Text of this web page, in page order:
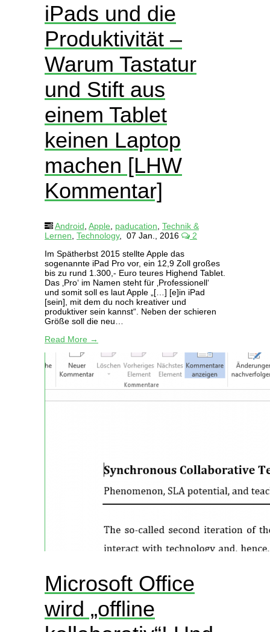
iPads und die
Produktivität –
Warum Tastatur
und Stift aus
einem Tablet
keinen Laptop
machen [LHW
Kommentar]
Android, Apple, paducation, Technik &
Lernen, Technology, 07 Jan., 2016
2
Im Spätherbst 2015 stellte Apple das
sogenannte iPad Pro vor, ein 12,9 Zoll großes
bis zu rund 1.300,- Euro teures Highend Tablet.
Das ‚Pro‘ im Namen steht für ‚Professionell‘
und somit soll es laut Apple „[…] [e]in iPad
[sein], mit dem du noch kreativer und
produktiver sein kannst“. Neben der schieren
Größe soll die neu…
Read More →
Microsoft Office
wird „offline